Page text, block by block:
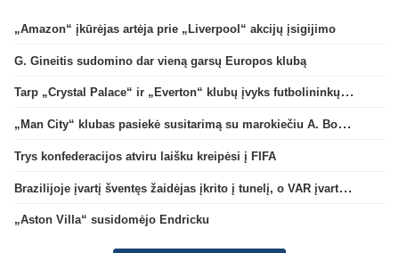
„Amazon“ įkūrėjas artėja prie „Liverpool“ akcijų įsigijimo
G. Gineitis sudomino dar vieną garsų Europos klubą
Tarp „Crystal Palace“ ir „Everton“ klubų įvyks futbolininkų mainai
„Man City“ klubas pasiekė susitarimą su marokiečiu A. Bouaddi
Trys konfederacijos atviru laišku kreipėsi į FIFA
Brazilijoje įvartį šventęs žaidėjas įkrito į tunelį, o VAR įvartį atšaukė
„Aston Villa“ susidomėjo Endricku